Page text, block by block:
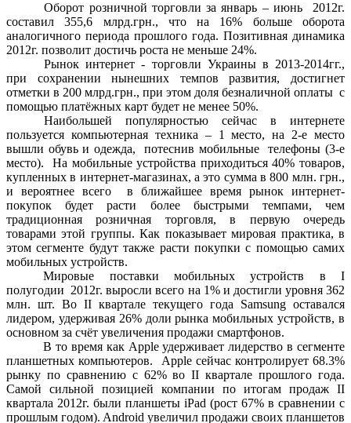
Оборот розничной торговли за январь – июнь 2012г.
составил 355,6 млрд.грн., что на 16% больше оборота
аналогичного периода прошлого года. Позитивная динамика
2012г. позволит достичь роста не меньше 24%.
Рынок интернет - торговли Украины в 2013-2014гг.,
при сохранении нынешних темпов развития, достигнет
отметки в 200 млрд.грн., при этом доля безналичной оплаты с
помощью платёжных карт будет не менее 50%.
Наибольшей популярностью сейчас в интернете
пользуется компьютерная техника – 1 место, на 2-е место
вышли обувь и одежда, потеснив мобильные телефоны (3-е
место). На мобильные устройства приходиться 40% товаров,
купленных в интернет-магазинах, а это сумма в 800 млн. грн.,
и вероятнее всего в ближайшее время рынок интернет-
покупок будет расти более быстрыми темпами, чем
традиционная розничная торговля, в первую очередь
товарами этой группы. Как показывает мировая практика, в
этом сегменте будут также расти покупки с помощью самих
мобильных устройств.
Мировые поставки мобильных устройств в І
полугодии 2012г. выросли всего на 1% и достигли уровня 362
млн. шт. Во ІІ квартале текущего года Samsung оставался
лидером, удерживая 26% доли рынка мобильных устройств, в
основном за счёт увеличения продажи смартфонов.
В то время как Apple удерживает лидерство в сегменте
планшетных компьютеров. Apple сейчас контролирует 68.3%
рынку по сравнению с 62% во ІІ квартале прошлого года.
Самой сильной позицией компании по итогам продаж ІІ
квартала 2012г. были планшеты iPad (рост 67% в сравнении с
прошлым годом). Android увеличил продажи своих планшетов